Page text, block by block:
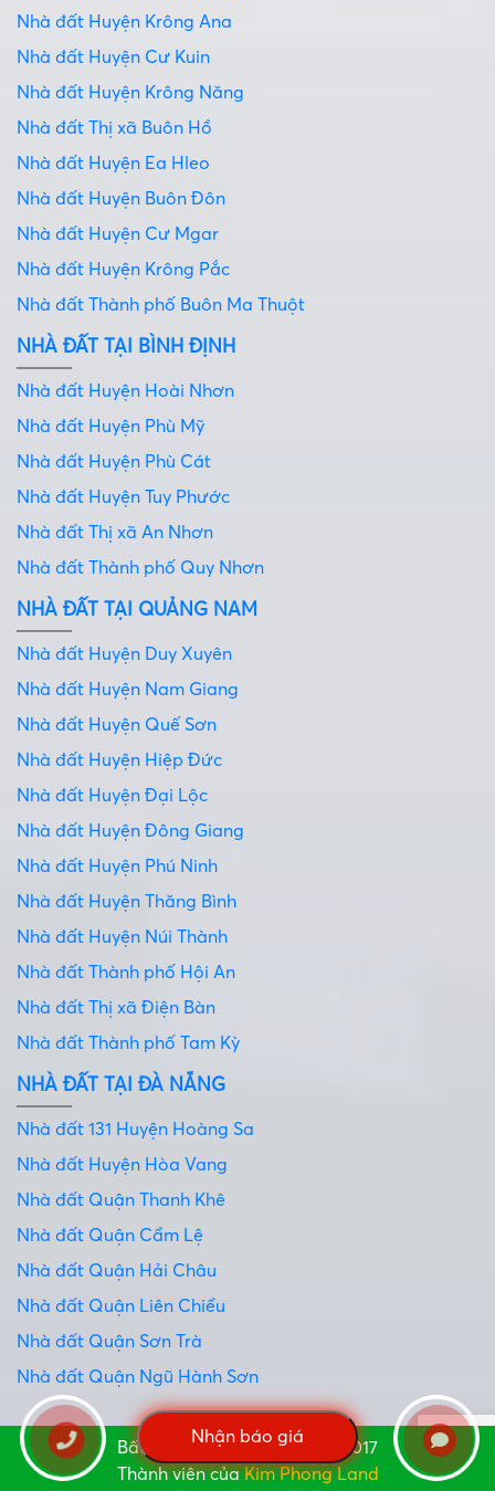
Nhà đất Huyện Krông Ana
Nhà đất Huyện Cư Kuin
Nhà đất Huyện Krông Năng
Nhà đất Thị xã Buôn Hồ
Nhà đất Huyện Ea Hleo
Nhà đất Huyện Buôn Đôn
Nhà đất Huyện Cư Mgar
Nhà đất Huyện Krông Pắc
Nhà đất Thành phố Buôn Ma Thuột
NHÀ ĐẤT TẠI BÌNH ĐỊNH
Nhà đất Huyện Hoài Nhơn
Nhà đất Huyện Phù Mỹ
Nhà đất Huyện Phù Cát
Nhà đất Huyện Tuy Phước
Nhà đất Thị xã An Nhơn
Nhà đất Thành phố Quy Nhơn
NHÀ ĐẤT TẠI QUẢNG NAM
Nhà đất Huyện Duy Xuyên
Nhà đất Huyện Nam Giang
Nhà đất Huyện Quế Sơn
Nhà đất Huyện Hiệp Đức
Nhà đất Huyện Đại Lộc
Nhà đất Huyện Đông Giang
Nhà đất Huyện Phú Ninh
Nhà đất Huyện Thăng Bình
Nhà đất Huyện Núi Thành
Nhà đất Thành phố Hội An
Nhà đất Thị xã Điện Bàn
Nhà đất Thành phố Tam Kỳ
NHÀ ĐẤT TẠI ĐÀ NẴNG
Nhà đất 131 Huyện Hoàng Sa
Nhà đất Huyện Hòa Vang
Nhà đất Quận Thanh Khê
Nhà đất Quận Cẩm Lệ
Nhà đất Quận Hải Châu
Nhà đất Quận Liên Chiểu
Nhà đất Quận Sơn Trà
Nhà đất Quận Ngũ Hành Sơn
Bất động sản Miền Trung © 2017
Thành viên củaKim Phong Land
Nhận báo giá